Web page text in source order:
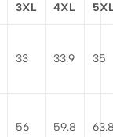
3XL 4XL
33 33.9 35
56 59.8